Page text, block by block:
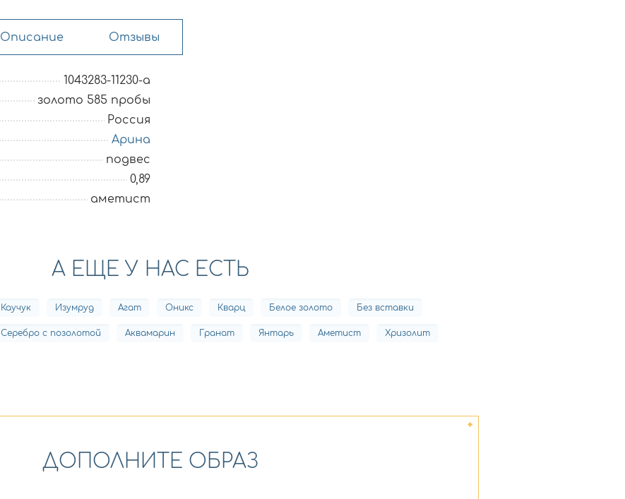
Описание Отзывы
1043283-11230-a
золото 585 пробы
Россия
Арина
подвес
0,89
аметист
А ЕЩЕ У НАС ЕСТЬ
Каучук Изумруд Агат Оникс Кварц Белое золото Без вставки
Серебро с позолотой Аквамарин Гранат Янтарь Аметист Хризолит
ДОПОЛНИТЕ ОБРАЗ